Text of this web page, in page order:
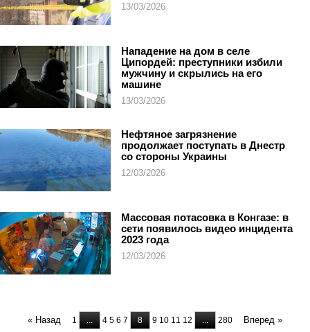
13/03/2026
Нападение на дом в селе
Ципордей: преступники избили
мужчину и скрылись на его
машине
13/03/2026
Нефтяное загрязнение
продолжает поступать в Днестр
со стороны Украины
12/03/2026
Массовая потасовка в Конгазе: в
сети появилось видео инцидента
2023 года
12/03/2026
« Назад 1 4 5 6 7 8 9 10 11 12 280 Вперед »